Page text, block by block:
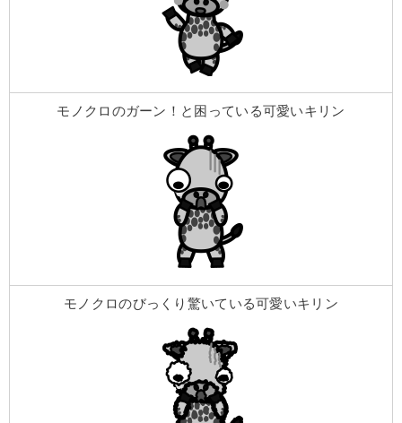
モノクロのガーン！と困っている可愛いキリン
モノクロのびっくり驚いている可愛いキリン